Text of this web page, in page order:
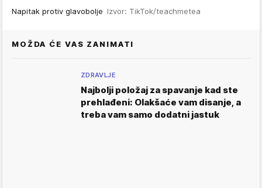
Napitak protiv glavobolje Izvor: TikTok/teachmetea
MOŽDA ĆE VAS ZANIMATI
ZDRAVLJE
Najbolji položaj za spavanje kad ste
prehlađeni: Olakšaće vam disanje, a
treba vam samo dodatni jastuk